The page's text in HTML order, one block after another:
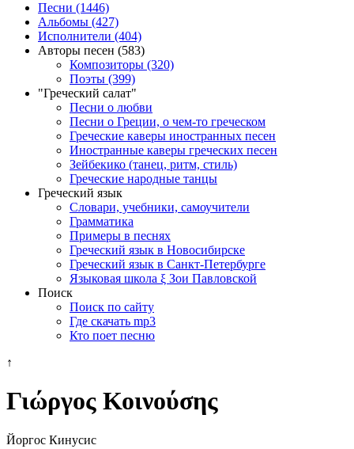
Песни (1446)
Альбомы (427)
Исполнители (404)
Авторы песен (583)
Композиторы (320)
Поэты (399)
"Греческий салат"
Песни о любви
Песни о Греции, о чем-то греческом
Греческие каверы иностранных песен
Иностранные каверы греческих песен
Зейбекико (танец, ритм, стиль)
Греческие народные танцы
Греческий язык
Словари, учебники, самоучители
Грамматика
Примеры в песнях
Греческий язык в Новосибирске
Греческий язык в Санкт-Петербурге
Языковая школа ξ Зои Павловской
Поиск
Поиск по сайту
Где скачать mp3
Кто поет песню
↑
Γιώργος Κοινούσης
Йоргос Кинусис